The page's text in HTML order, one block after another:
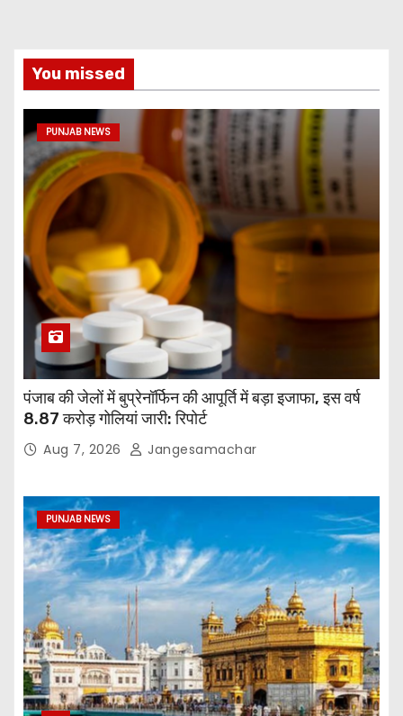
You missed
PUNJAB NEWS
पंजाब की जेलों में बुप्रेनॉर्फिन की आपूर्ति में बड़ा इजाफा, इस वर्ष
8.87 करोड़ गोलियां जारी: रिपोर्ट
Aug 7, 2026 Jangesamachar
PUNJAB NEWS